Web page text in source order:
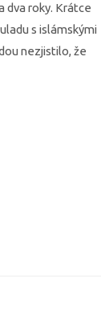
dva roky. Krátce
s islámskými
nezjistilo, že